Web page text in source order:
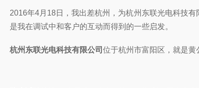
2016年4月18日，我出差杭州，为杭州东联光电科技有
是我在调试中和客户的互动而得到的一些启发。
杭州东联光电科技有限公司 位于杭州市富阳区，就是黄